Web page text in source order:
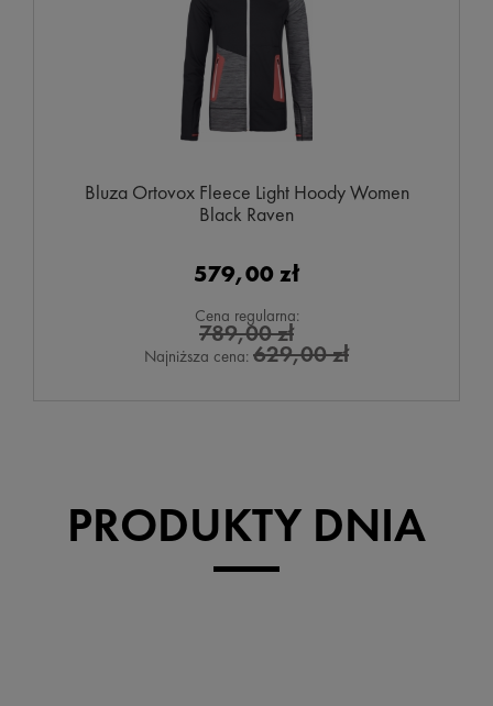
Bluza Ortovox Fleece Light Hoody Women
Black Raven
579,00 zł
Cena regularna:
789,00 zł
Najniższa cena: 629,00 zł
PRODUKTY DNIA